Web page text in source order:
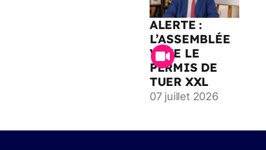
ALERTE :
L’ASSEMBLÉE
VOTE LE
PERMIS DE
TUER XXL
07 juillet 2026